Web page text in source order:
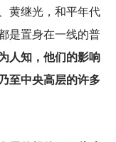
黄继光，和平年代
是置身在一线的普
人知，他们的影响
至中央高层的许多